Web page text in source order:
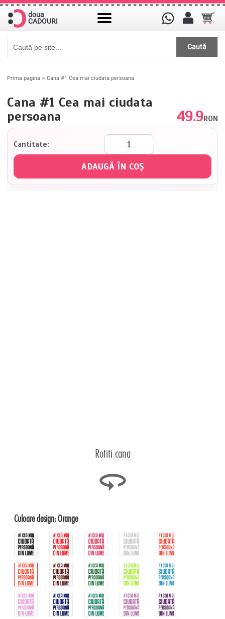
doua
CADOURI
Caută
Prima pagina » Cana #1 Cea mai ciudata persoana
Cana #1 Cea mai ciudata
persoana
49.9RON
Cantitate:
Rotiti cana
Culoare design:Orange